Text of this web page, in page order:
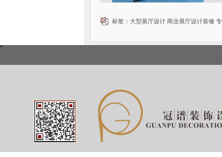
标签： 大型展厅设计 商业展厅设计装修